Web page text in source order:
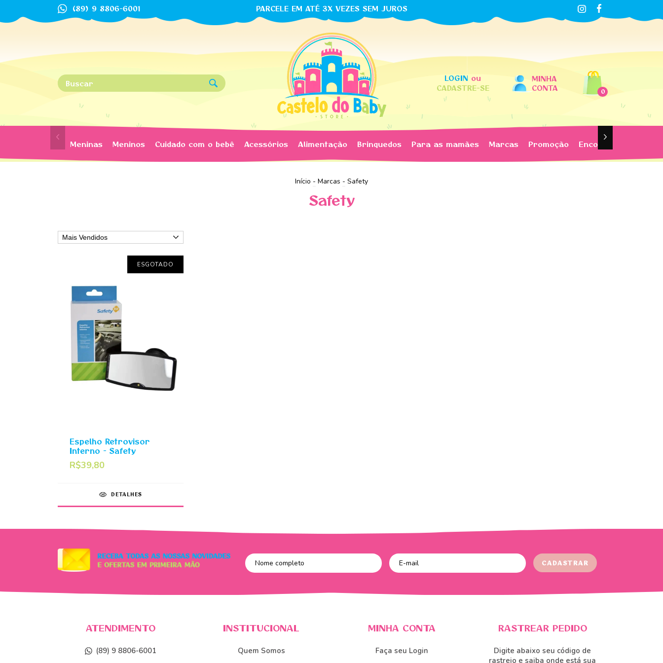
(89) 9 8806-6001 PARCELE EM ATÉ 3X VEZES SEM JUROS
LOGIN ou
CADASTRE-SE
MINHA
CONTA
0
Meninas Meninos Cuidado com o bebê Acessórios Alimentação Brinquedos Para as mamães Marcas Promoção Encomendas
Início - Marcas - Safety
Safety
ESGOTADO
Espelho Retrovisor
Interno - Safety
R$39,80
DETALHES
ATENDIMENTO
(89) 9 8806-6001
INSTITUCIONAL
Quem Somos
MINHA CONTA
Faça seu Login
RASTREAR PEDIDO
Digite abaixo seu código de
rastreio e saiba onde está sua